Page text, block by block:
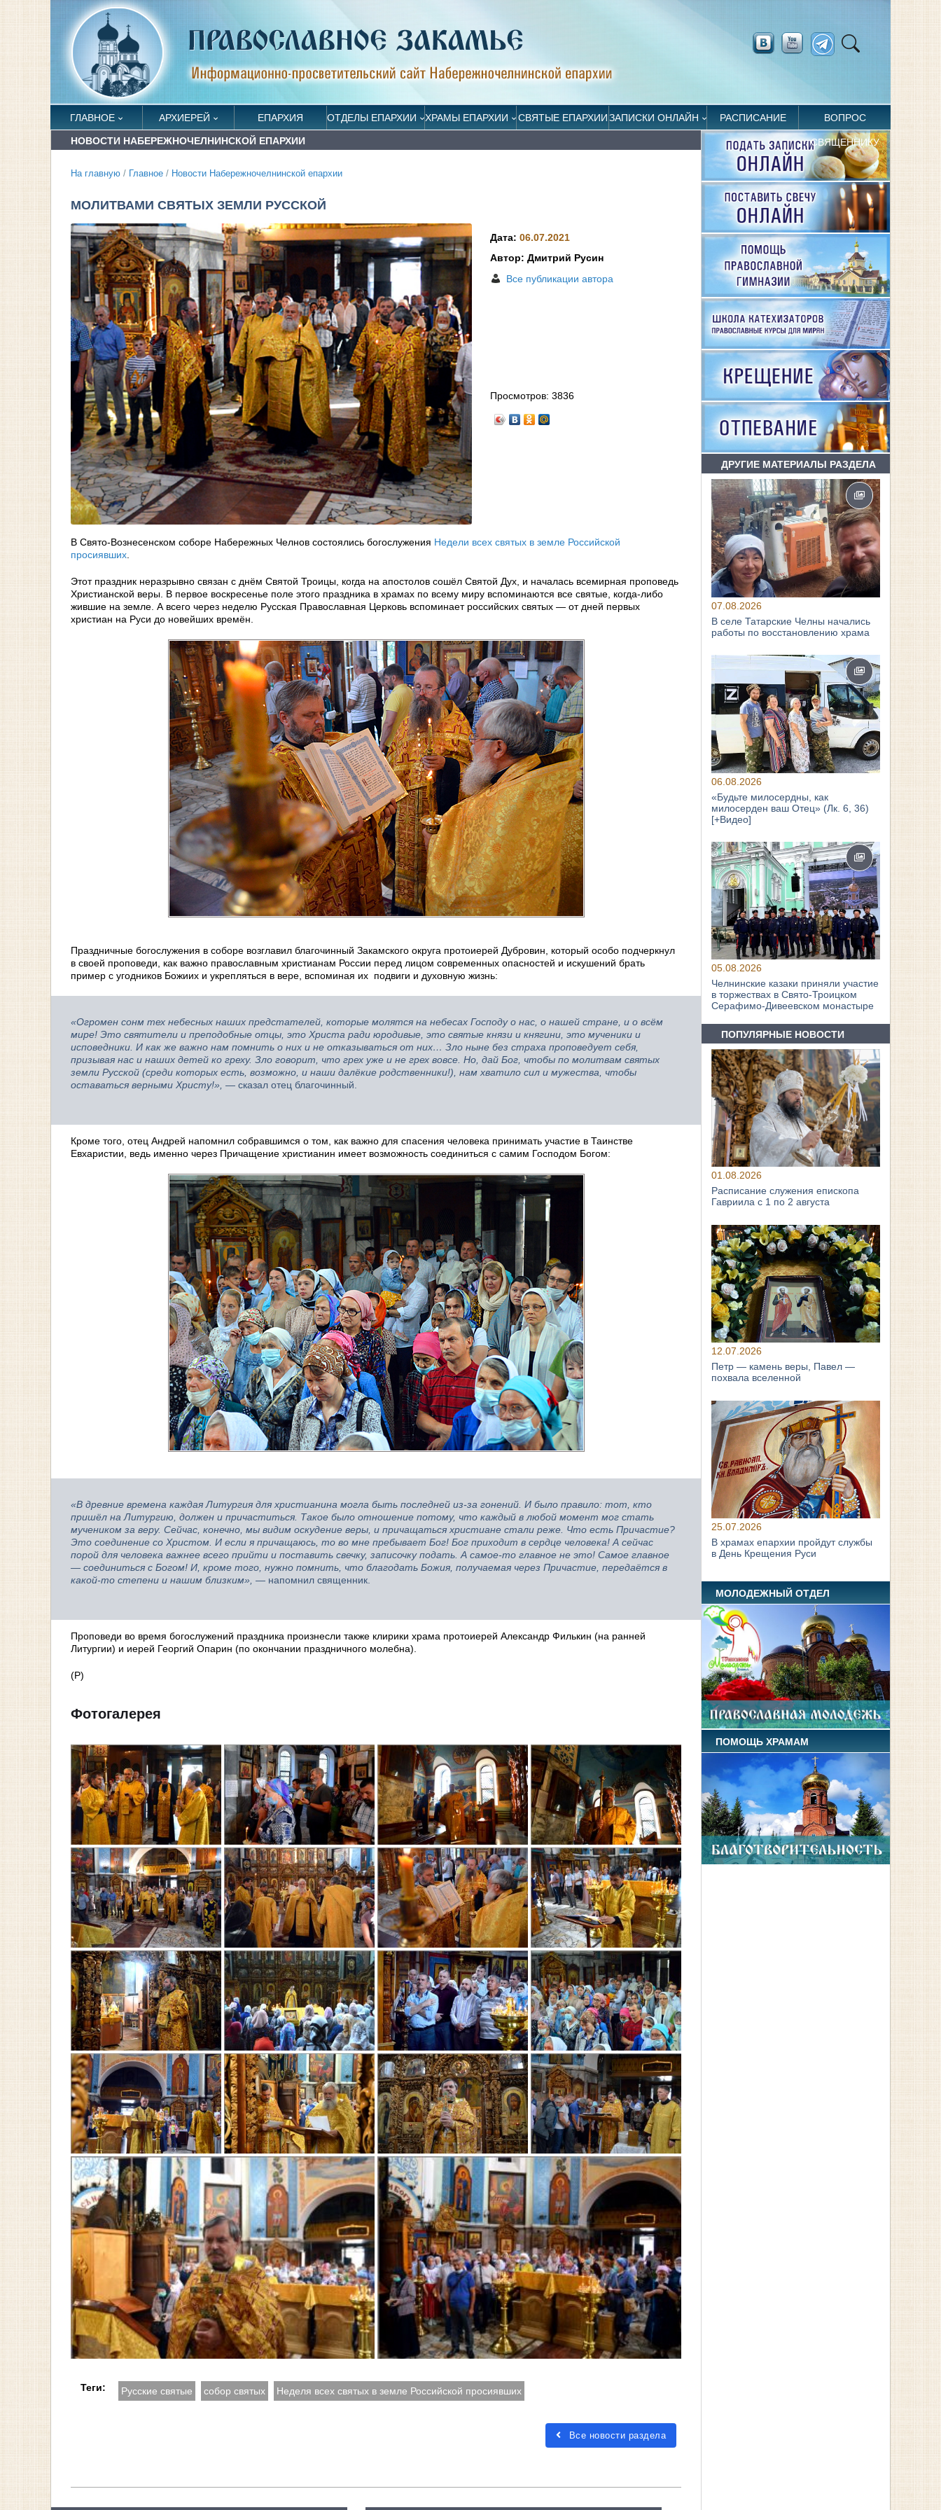
ГЛАВНОЕ АРХИЕРЕЙ ЕПАРХИЯ ОТДЕЛЫ ЕПАРХИИ ХРАМЫ ЕПАРХИИ СВЯТЫЕ ЕПАРХИИЗАПИСКИ ОНЛАЙН РАСПИСАНИЕ ВОПРОС
СВЯЩЕННИКУ
НОВОСТИ НАБЕРЕЖНОЧЕЛНИНСКОЙ ЕПАРХИИ
На главную / Главное / Новости Набережночелнинской епархии
МОЛИТВАМИ СВЯТЫХ ЗЕМЛИ РУССКОЙ
Дата:06.07.2021
Автор: Дмитрий Русин
Все публикации автора
Просмотров:3836
В Свято-Вознесенском соборе Набережных Челнов состоялись богослужения Недели всех святых в земле Российской
просиявших.
Этот праздник неразрывно связан с днём Святой Троицы, когда на апостолов сошёл Святой Дух, и началась всемирная проповедь
Христианской веры. В первое воскресенье поле этого праздника в храмах по всему миру вспоминаются все святые, когда-либо
жившие на земле. А всего через неделю Русская Православная Церковь вспоминает российских святых — от дней первых
христиан на Руси до новейших времён.
Праздничные богослужения в соборе возглавил благочинный Закамского округа протоиерей Дубровин, который особо подчеркнул
в своей проповеди, как важно православным христианам России перед лицом современных опасностей и искушений брать
пример с угодников Божиих и укрепляться в вере, вспоминая их подвиги и духовную жизнь:
«Огромен сонм тех небесных наших предстателей, которые молятся на небесах Господу о нас, о нашей стране, и о всём
мире! Это святители и преподобные отцы, это Христа ради юродивые, это святые князи и княгини, это мученики и
исповедники. И как же важно нам помнить о них и не отказываться от них… Зло ныне без страха проповедует себя,
призывая нас и наших детей ко греху. Зло говорит, что грех уже и не грех вовсе. Но, дай Бог, чтобы по молитвам святых
земли Русской (среди которых есть, возможно, и наши далёкие родственники!), нам хватило сил и мужества, чтобы
оставаться верными Христу!», — сказал отец благочинный.
Кроме того, отец Андрей напомнил собравшимся о том, как важно для спасения человека принимать участие в Таинстве
Евхаристии, ведь именно через Причащение христианин имеет возможность соединиться с самим Господом Богом:
«В древние времена каждая Литургия для христианина могла быть последней из-за гонений. И было правило: тот, кто
пришёл на Литургию, должен и причаститься. Такое было отношение потому, что каждый в любой момент мог стать
мучеником за веру. Сейчас, конечно, мы видим оскудение веры, и причащаться христиане стали реже. Что есть Причастие?
Это соединение со Христом. И если я причащаюсь, то во мне пребывает Бог! Бог приходит в сердце человека! А сейчас
порой для человека важнее всего прийти и поставить свечку, записочку подать. А самое-то главное не это! Самое главное
— соединиться с Богом! И, кроме того, нужно помнить, что благодать Божия, получаемая через Причастие, передаётся в
какой-то степени и нашим близким», — напомнил священник.
Проповеди во время богослужений праздника произнесли также клирики храма протоиерей Александр Филькин (на ранней
Литургии) и иерей Георгий Опарин (по окончании праздничного молебна).
(Р)
Фотогалерея
Теги: Русские святые собор святых Неделя всех святых в земле Российской просиявших
Все новости раздела
ДРУГИЕ МАТЕРИАЛЫ РАЗДЕЛА
07.08.2026
В селе Татарские Челны начались
работы по восстановлению храма
06.08.2026
«Будьте милосердны, как
милосерден ваш Отец» (Лк. 6, 36)
[+Видео]
05.08.2026
Челнинские казаки приняли участие
в торжествах в Свято‑Троицком
Серафимо‑Дивеевском монастыре
ПОПУЛЯРНЫЕ НОВОСТИ
01.08.2026
Расписание служения епископа
Гавриила с 1 по 2 августа
12.07.2026
Петр — камень веры, Павел —
похвала вселенной
25.07.2026
В храмах епархии пройдут службы
в День Крещения Руси
МОЛОДЕЖНЫЙ ОТДЕЛ
ПОМОЩЬ ХРАМАМ